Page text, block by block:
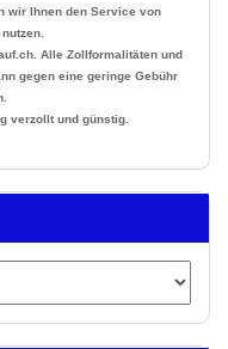
wir Ihnen den Service von
Alle Zollformalitäten und
gegen eine geringe Gebühr
verzollt und günstig.